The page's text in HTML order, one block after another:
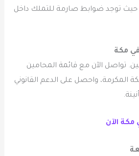
حيث توجد ضوابط صارمة للتملك داخل
مكة
تواصل الآن مع قائمة المحامين
المكرمة، واحصل على الدعم القانوني
مكة الآن